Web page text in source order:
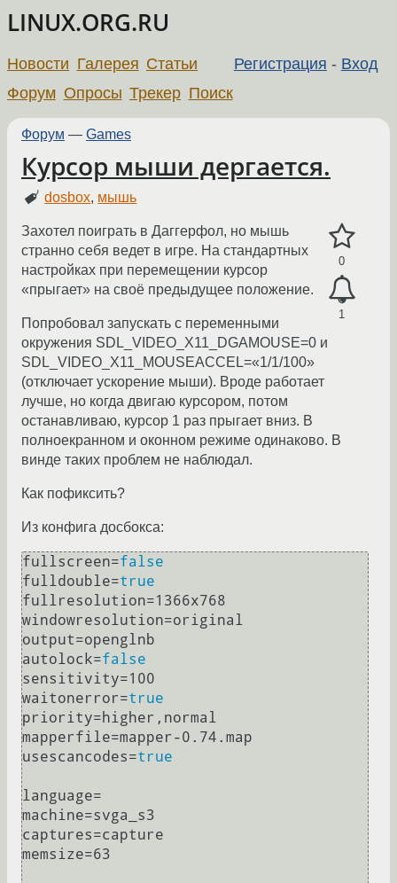
LINUX.ORG.RU
Регистрация - Вход
Новости Галерея Статьи
Форум Опросы Трекер Поиск
Форум — Games
Курсор мыши дергается.
dosbox, мышь
0
1
Захотел поиграть в Даггерфол, но мышь
странно себя ведет в игре. На стандартных
настройках при перемещении курсор
«прыгает» на своё предыдущее положение.
Попробовал запускать с переменными
окружения SDL_VIDEO_X11_DGAMOUSE=0 и
SDL_VIDEO_X11_MOUSEACCEL=«1/1/100»
(отключает ускорение мыши). Вроде работает
лучше, но когда двигаю курсором, потом
останавливаю, курсор 1 раз прыгает вниз. В
полноекранном и оконном режиме одинаково. В
винде таких проблем не наблюдал.
Как пофиксить?
Из конфига досбокса:
fullscreen=false
fulldouble=true
fullresolution=1366x768
windowresolution=original
output=openglnb
autolock=false
sensitivity=100
waitonerror=true
priority=higher,normal
mapperfile=mapper-0.74.map
usescancodes=true
language=
machine=svga_s3
captures=capture
memsize=63